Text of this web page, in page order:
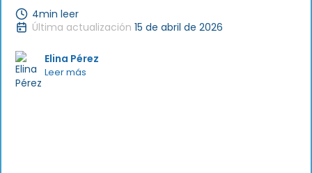
4min leer
Última actualización 15 de abril de 2026
Elina Pérez
Leer más